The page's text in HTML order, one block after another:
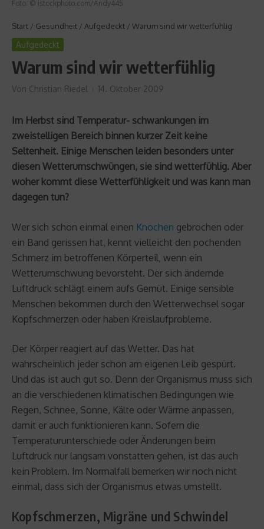
Foto: © istockphoto.com/Andy445
Start / Gesundheit / Aufgedeckt / Warum sind wir wetterfühlig
Aufgedeckt
Warum sind wir wetterfühlig
Von Christian Riedel 14. Oktober 2009
Im Herbst sind Temperatur- schwankungen im
zweistelligen Bereich binnen kurzer Zeit keine
Seltenheit. Einige Menschen leiden besonders unter
diesen Wetterumschwüngen, sie sind wetterfühlig. Aber
woher kommt diese Wetterfühligkeit und was kann man
dagegen tun?
Wer sich schon einmal einen Knochen gebrochen oder
ein Band gerissen hat, kennt vielleicht den pochenden
Schmerz im betroffenen Körperteil, wenn ein
Wetterumschwung bevorsteht. Der sich ändernde
Luftdruck schlägt einem aufs Gemüt. Einige sensible
Menschen bekommen durch den Wetterwechsel sogar
Kopfschmerzen oder haben Kreislaufprobleme.
Der Körper reagiert auf das Wetter. Das hat
wahrscheinlich jeder schon am eigenen Leib gespürt.
Und das ist auch gut so. Denn der Organismus muss sich
an die verschiedenen klimatischen Bedingungen wie
Regen, Schnee, Sonne, Kälte oder Wärme anpassen,
damit er auch funktionieren kann. Sofern die
Temperaturunterschiede oder Änderungen beim
Luftdruck nur langsam vonstatten gehen, ist das auch
kein Problem. Im Normalfall bemerken wir noch nicht
einmal, dass sich der Organismus etwas umstellt.
Kopfschmerzen, Migräne und Schwindel